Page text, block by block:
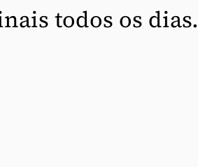
todos os dias.